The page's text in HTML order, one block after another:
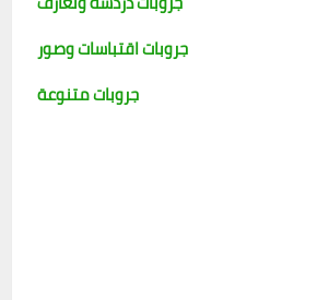
جروبات اقتباسات وصور
جروبات متنوعة